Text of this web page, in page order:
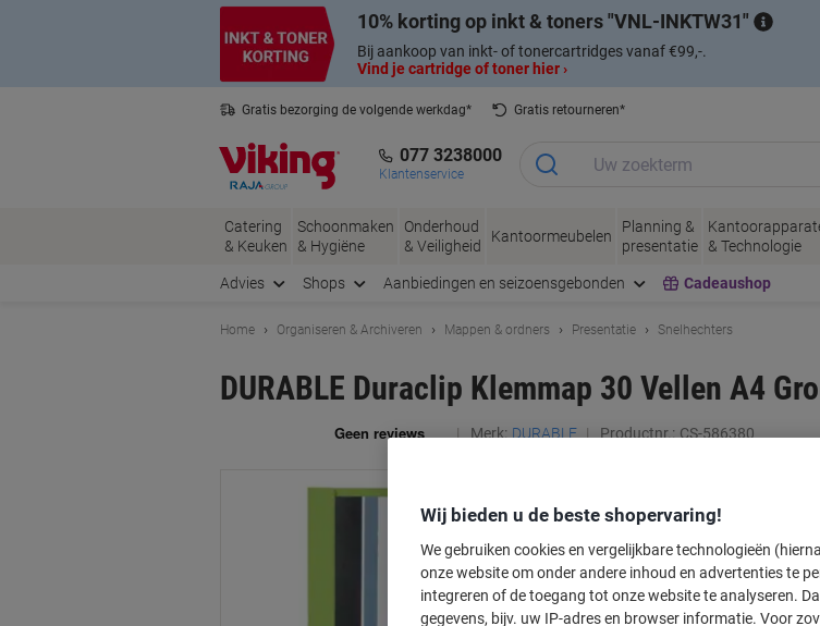
10% korting op inkt & toners VNL-INKTW31
Bij aankoop van inkt- of tonercartridges vanaf €99,-.
Vind je cartridge of toner hier ›
Gratis bezorging de volgende werkdag*
Gratis retourneren*
077 3238000
Klantenservice
Catering
& Keuken
Schoonmaken
& Hygiëne
Onderhoud
& Veiligheid
Kantoormeubelen
Planning &
presentatie
& Technologie
Advies Shops Aanbiedingen en seizoensgebonden Cadeaushop
Home Organiseren & Archiveren Mappen & ordners Presentatie Snelhechters
DURABLE Duraclip Klemmap 30 Vellen A4
Merk: DURABLE Productnr.: CS-586380
Wij bieden u de beste shopervaring!
We gebruiken cookies en vergelijkbare technologieën
onze website om onder andere inhoud en advertenties te
integreren of de toegang tot onze website te analyseren.
gegevens, bijv. uw IP-adres en browser informatie. Voor